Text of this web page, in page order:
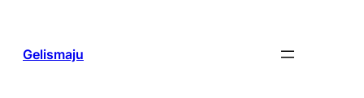
content
Gelismaju